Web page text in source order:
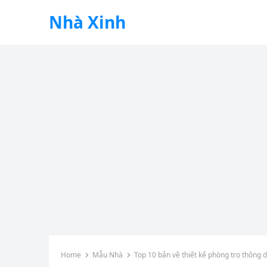
Nhà Xinh
Home Mẫu Nhà Top 10 bản vẽ thiết kế phòng trọ thông